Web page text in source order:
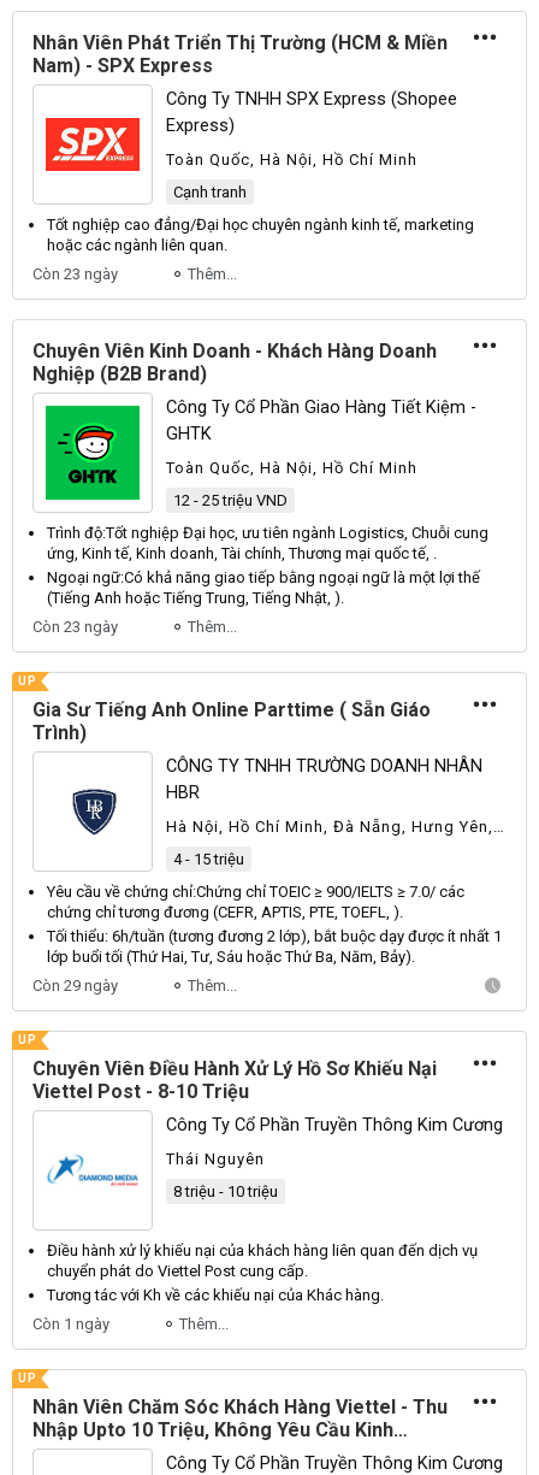
Nhân Viên Phát Triển Thị Trường (HCM & Miền
Nam) - SPX Express
Công Ty TNHH SPX Express (Shopee
Express)
Toàn Quốc, Hà Nội, Hồ Chí Minh
Cạnh tranh
Tốt nghiệp cao đẳng/Đại học chuyên ngành kinh tế, marketing
hoặc các ngành liên quan.
Còn 23 ngày
Thêm...
Chuyên Viên Kinh Doanh - Khách Hàng Doanh
Nghiệp (B2B Brand)
Công Ty Cổ Phần Giao Hàng Tiết Kiệm -
GHTK
Toàn Quốc, Hà Nội, Hồ Chí Minh
12 - 25 triệu VND
Trình độ:Tốt nghiệp Đại học, ưu tiên ngành Logistics, Chuỗi cung
ứng, Kinh tế, Kinh doanh,Tài chính,Thương mại quốc tế, .
Ngoại ngữ:Có khả năng giao tiếp bằng ngoại ngữ là một lợi thế
(Tiếng Anh hoặcTiếng Trung,Tiếng Nhật, ).
Còn 23 ngày
Thêm...
UP
Gia Sư Tiếng Anh Online Parttime ( Sẵn Giáo
Trình)
CÔNG TY TNHH TRƯỜNG DOANH NHÂN
HBR
Hà Nội, Hồ Chí Minh, Đà Nẵng, Hưng Yên,
Thiên Huế, Khác
4 - 15 triệu
Yêu cầu về chứng chỉ:Chứng chỉTOEIC ≥ 900/IELTS ≥ 7.0/ các
chứng chỉ tương đương (CEFR, APTIS, PTE,TOEFL, ).
Tối thiểu: 6h/tuần (tương đương 2 lớp), bắt buộc dạy được ít nhất 1
lớp buổi tối (Thứ Hai,Tư, Sáu hoặcThứ Ba, Năm, Bảy).
Còn 29 ngày
Thêm...
UP
Chuyên Viên Điều Hành Xử Lý Hồ Sơ Khiếu Nại
Viettel Post - 8-10 Triệu
Công Ty Cổ Phần Truyền Thông Kim Cương
Thái Nguyên
8 triệu - 10 triệu
Điều hành xử lý khiếu nại của khách hàng liên quan đến dịch vụ
chuyển phát do Viettel Post cung cấp.
Tương tác với Kh về các khiếu nại của Khác hàng.
Còn 1 ngày
Thêm...
UP
Nhân Viên Chăm Sóc Khách Hàng Viettel - Thu
Nhập Upto 10 Triệu, Không Yêu Cầu Kinh
Nghiệm
Công Ty Cổ Phần Truyền Thông Kim Cương